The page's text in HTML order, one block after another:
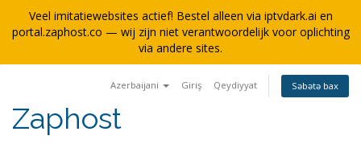
Veel imitatiewebsites actief! Bestel alleen via iptvdark.ai en
portal.zaphost.co — wij zijn niet verantwoordelijk voor oplichting
via andere sites.
Azerbaijani Giriş Qeydiyyat Səbətə bax
Zaphost